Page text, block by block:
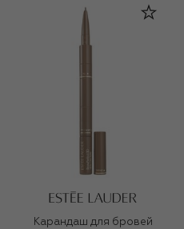
Карандаш для бровей